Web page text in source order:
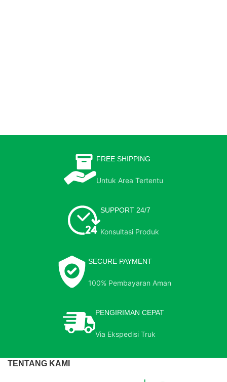
FREE SHIPPING
Untuk Area Tertentu
SUPPORT 24/7
Konsultasi Produk
SECURE PAYMENT
100% Pembayaran Aman
PENGIRIMAN CEPAT
Via Ekspedisi Truk
TENTANG KAMI